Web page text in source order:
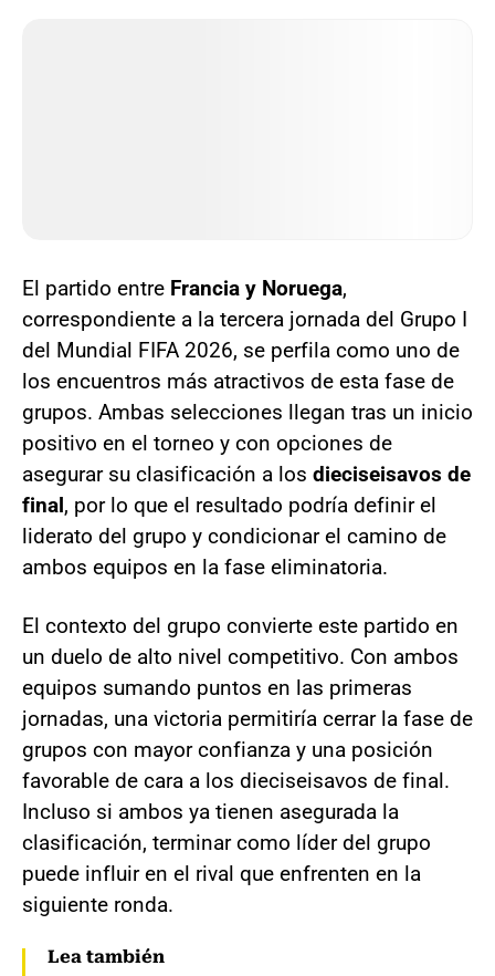
El partido entre Francia y Noruega,
correspondiente a la tercera jornada del Grupo I
del Mundial FIFA 2026, se perfila como uno de
los encuentros más atractivos de esta fase de
grupos. Ambas selecciones llegan tras un inicio
positivo en el torneo y con opciones de
asegurar su clasificación a los dieciseisavos de
final, por lo que el resultado podría definir el
liderato del grupo y condicionar el camino de
ambos equipos en la fase eliminatoria.
El contexto del grupo convierte este partido en
un duelo de alto nivel competitivo. Con ambos
equipos sumando puntos en las primeras
jornadas, una victoria permitiría cerrar la fase de
grupos con mayor confianza y una posición
favorable de cara a los dieciseisavos de final.
Incluso si ambos ya tienen asegurada la
clasificación, terminar como líder del grupo
puede influir en el rival que enfrenten en la
siguiente ronda.
Lea también